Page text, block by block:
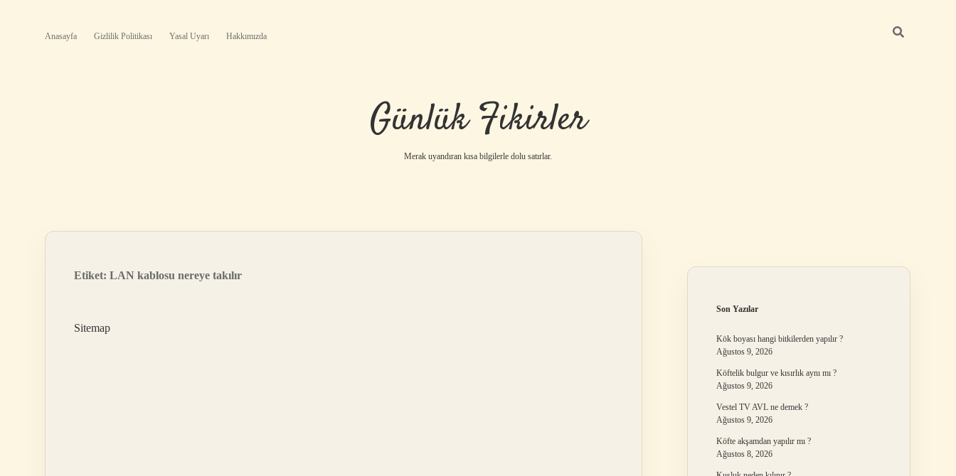
Anasayfa Gizlilik Politikası Yasal Uyarı Hakkımızda
Günlük Fikirler
Merak uyandıran kısa bilgilerle dolu satırlar.
Etiket: LAN kablosu nereye takılır
Sitemap
Son Yazılar
Kök boyası hangi bitkilerden yapılır ?
Ağustos 9, 2026
Köftelik bulgur ve kısırlık aynı mı ?
Ağustos 9, 2026
Vestel TV AVL ne demek ?
Ağustos 9, 2026
Köfte akşamdan yapılır mı ?
Ağustos 8, 2026